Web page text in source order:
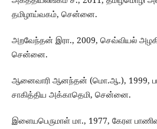
தமிழாய்வகம், சென்னை.
அறவேந்தன் இரா., 2009, செவ்வியல்
சென்னை.
ஆனைவாரி ஆனந்தன் (மொ.ஆ.), 1999,
சாகித்திய அக்காதெமி, சென்னை.
இளையபெருமாள் மா., 1977, கேரள